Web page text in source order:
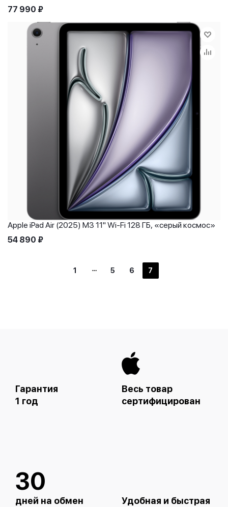
77 990 ₽
Apple iPad Air (2025) M3 11" Wi-Fi 128 ГБ, «серый космос»
54 890 ₽
1 5 6 7
Гарантия
1 год
Весь товар
сертифицирован
30
дней на обмен
Удобная и быстрая